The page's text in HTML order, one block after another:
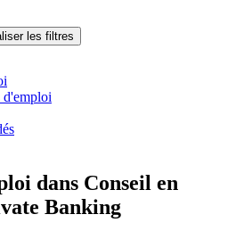
les filtres
d'emploi
dans Conseil en
Banking